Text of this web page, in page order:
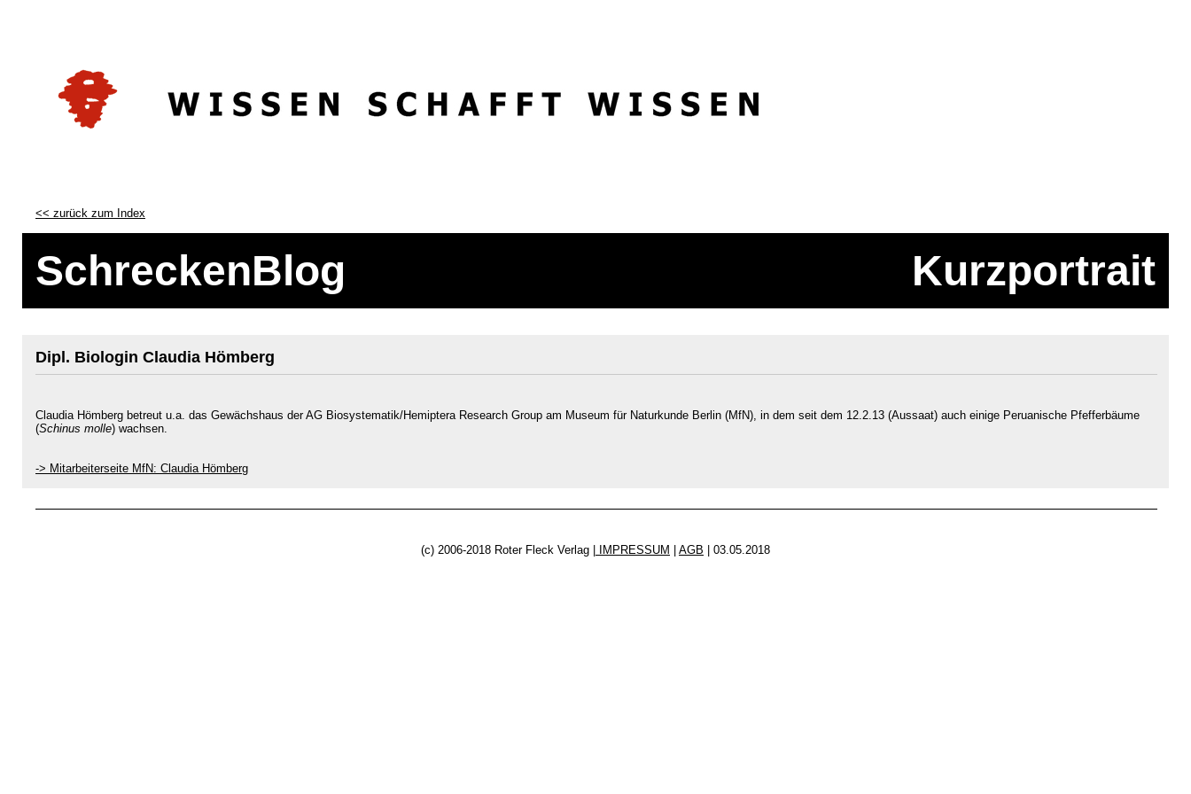
<< zurück zum Index
SchreckenBlog Kurzportrait
Dipl. Biologin Claudia Hömberg
Claudia Hömberg betreut u.a. das Gewächshaus der AG Biosystematik/Hemiptera Research Group am Museum für Naturkunde Berlin (MfN), in dem seit dem 12.2.13 (Aussaat) auch einige Peruanische Pfefferbäume
(Schinus molle) wachsen.
-> Mitarbeiterseite MfN: Claudia Hömberg
(c) 2006-2018 Roter Fleck Verlag | IMPRESSUM AGB 03.05.2018